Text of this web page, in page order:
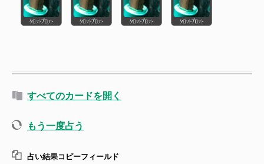
すべてのカードを開く
もう一度占う
占い結果コピーフィールド